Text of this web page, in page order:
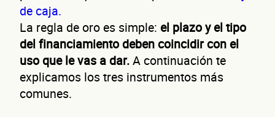
de caja.
La regla de oro es simple: el plazo y el tipo
del financiamiento deben coincidir con el
uso que le vas a dar.A continuación te
explicamos los tres instrumentos más
comunes.